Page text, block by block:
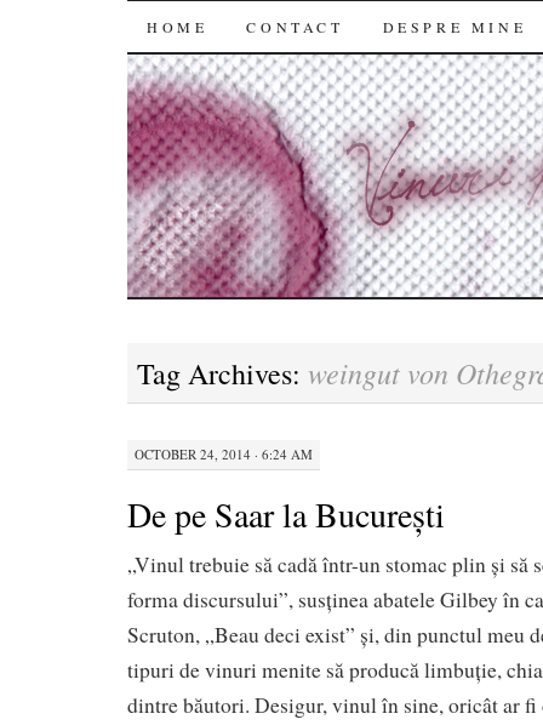
SKIP
TO
CONTENT
HOME CONTACT DESPRE MINE
Tag Archives: weingut von
OCTOBER 24, 2014 · 6:24 AM
De pe Saar la București
„Vinul trebuie să cadă într-un stomac plin și să
forma discursului”, susținea abatele Gilbey în
Scruton, „Beau deci exist” și, din punctul meu
tipuri de vinuri menite să producă limbuție,
dintre băutori. Desigur, vinul în sine, oricât ar fi